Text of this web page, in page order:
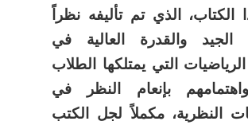
الكتاب، الذي تم تأليفه نظراً
الجيد والقدرة العالية في
التي يمتلكها الطلاب
واهتمامهم بإنعام النظر في
النظرية، مكملاً لجل الكتب